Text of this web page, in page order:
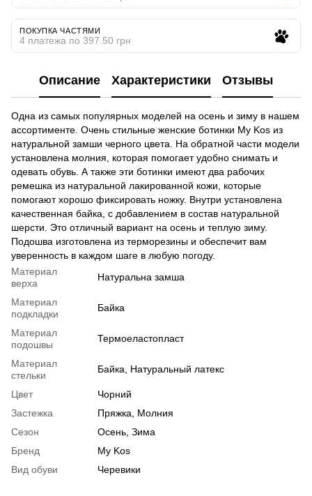
ПОКУПКА ЧАСТЯМИ
4 платежа по 397.50 грн
Описание Характеристики Отзывы
Одна из самых популярных моделей на осень и зиму в нашем
ассортименте. Очень стильные женские ботинки My Kos из
натуральной замши черного цвета. На обратной части модели
установлена молния, которая помогает удобно снимать и
одевать обувь. А также эти ботинки имеют два рабочих
ремешка из натуральной лакированной кожи, которые
помогают хорошо фиксировать ножку. Внутри установлена
качественная байка, с добавлением в состав натуральной
шерсти. Это отличный вариант на осень и теплую зиму.
Подошва изготовлена из терморезины и обеспечит вам
уверенность в каждом шаге в любую погоду.
Материал
верха
Натуральна замша
Материал
подкладки
Байка
Материал
подошвы
Термоеластопласт
Материал
стельки
Байка, Натуральный латекс
Цвет
Чорний
Застежка
Пряжка, Молния
Сезон
Осень, Зима
Бренд
My Kos
Вид обуви
Черевики